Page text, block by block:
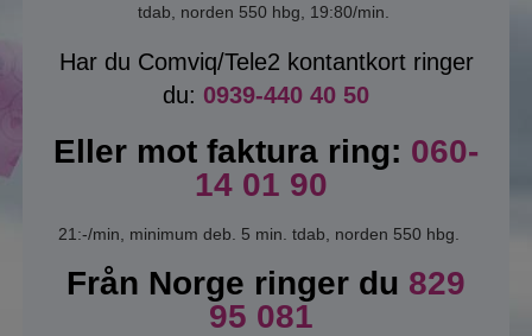
tdab, norden 550 hbg, 19:80/min.
Har du Comviq/Tele2 kontantkort ringer
du: 0939-440 40 50
Eller mot faktura ring: 060-
14 01 90
21:-/min, minimum deb. 5 min. tdab, norden 550 hbg.
Från Norge ringer du 829
95 081